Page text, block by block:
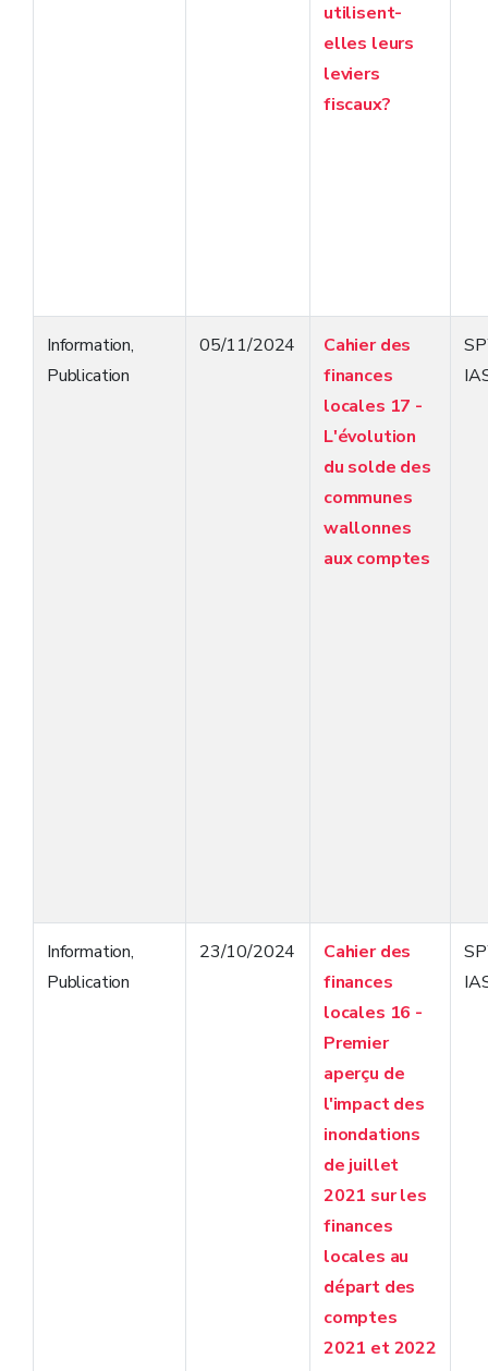
utilisent-
elles leurs
leviers
fiscaux?
Information,
Publication
05/11/2024
Cahier des
finances
locales 17 -
L'évolution
du solde des
communes
wallonnes
aux comptes
Information,
Publication
23/10/2024
Cahier des
finances
locales 16 -
Premier
aperçu de
l'impact des
inondations
de juillet
2021 sur les
finances
locales au
départ des
comptes
2021 et 2022